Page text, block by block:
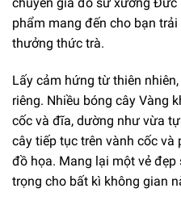
phẩm mang đến cho bạn
thưởng thức trà.
Lấy cảm hứng từ thiên
riêng. Nhiều bóng cây Vàng
cốc và đĩa, dường như vừa
cây tiếp tục trên vành cốc
đồ họa. Mang lại một vẻ
trọng cho bất kì không gian